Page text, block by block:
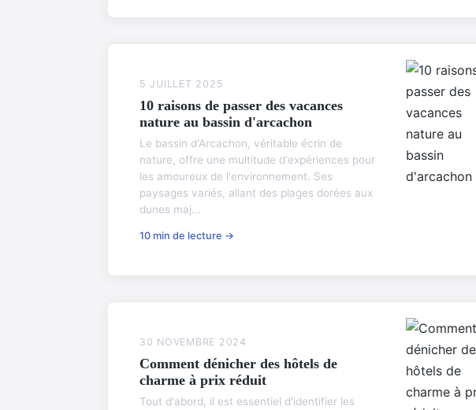
5 JUILLET 2025
10 raisons de passer des vacances
nature au bassin d'arcachon
Le bassin d'Arcachon, véritable écrin de
nature, offre une multitude d'expériences pour
les amoureux de l'environnement. Ses
paysages variés, allant des plages dorées aux
dunes maj...
10 min de lecture →
30 NOVEMBRE 2024
Comment dénicher des hôtels de
charme à prix réduit
Tout d'abord, il est essentiel d'identifier les